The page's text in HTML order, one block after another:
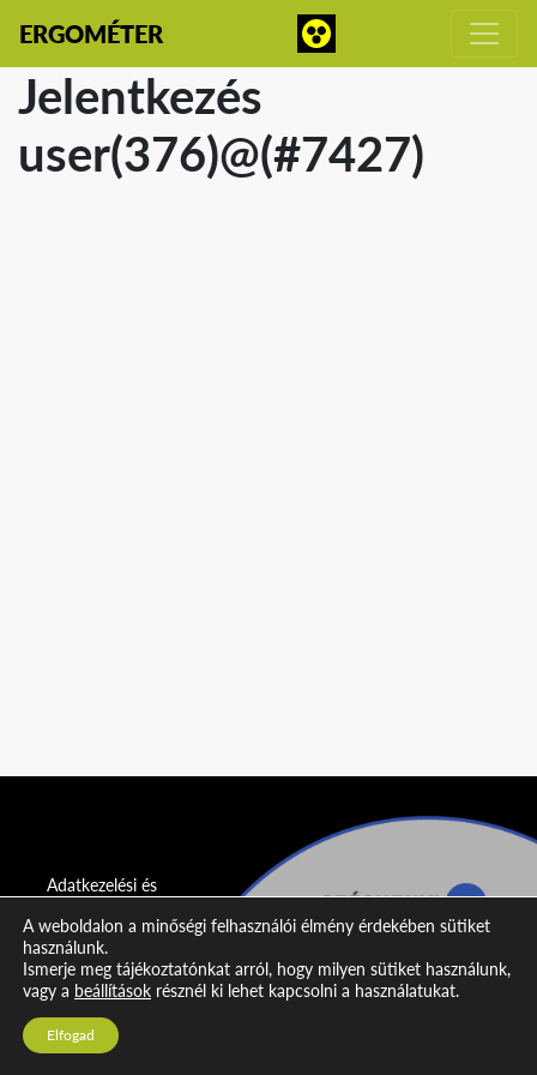
ERGOMÉTER
Jelentkezés
user(376)@(#7427)
Adatkezelési és
nyilatkozat
Impresszum
Kapcsolat
A weboldalon a minőségi felhasználói élmény érdekében sütiket
használunk.
Ismerje meg tájékoztatónkat arról, hogy milyen sütiket használunk,
vagy a beállítások résznél ki lehet kapcsolni a használatukat.
Elfogad